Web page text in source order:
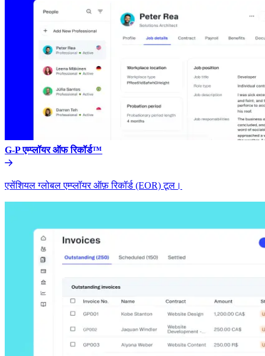
G-P एम्प्लॉयर ऑफ रिकॉर्ड™​​
एसेंशियल ग्लोबल एम्प्लॉयर ऑफ़ रिकॉर्ड (EOR) टूल।​​